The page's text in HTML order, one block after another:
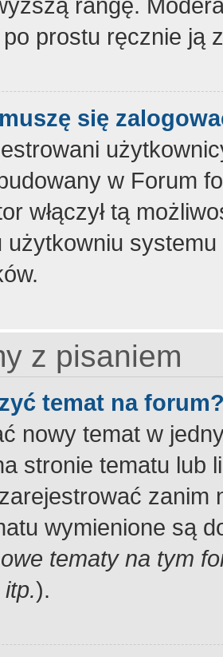
prostu ręcznie ją
się
w Forum
włączył tą
użytkowniu
z pisaniem
temat na
nowy temat w
stronie tematu lub
wymienione są
tematy na tym
).